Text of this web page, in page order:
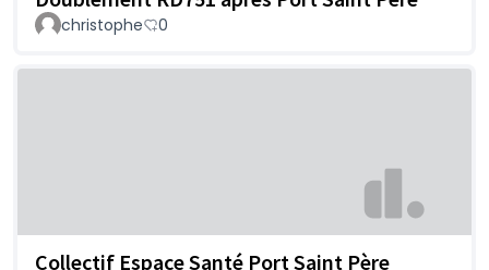
christophe 0
Collectif Espace Santé Port Saint Père